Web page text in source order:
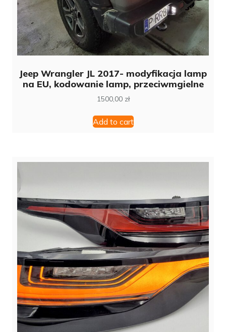
Jeep Wrangler JL 2017- modyfikacja lamp
na EU, kodowanie lamp, przeciwmgielne
1500,00 zł
Add to cart